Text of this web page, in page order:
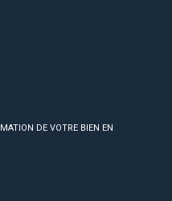
DE VOTRE BIEN EN